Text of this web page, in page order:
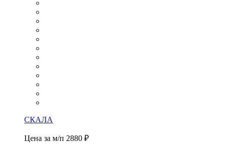
СКАЛА
Цена за м/п 2880 ₽